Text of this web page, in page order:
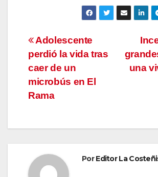
Navegación
de
entradas
una
Adolescente
perdió la vida tras
caer de un
microbús en El
Rama
PorEditor La